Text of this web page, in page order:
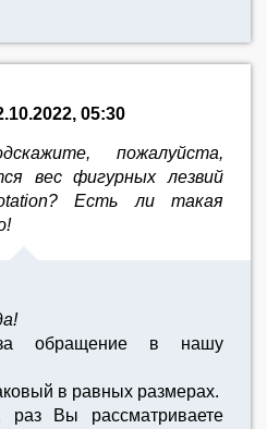
05:30
пожалуйста,
вес фигурных лезвий
Есть ли такая
обращение в нашу
в равных размерах.
Вы рассматриваете